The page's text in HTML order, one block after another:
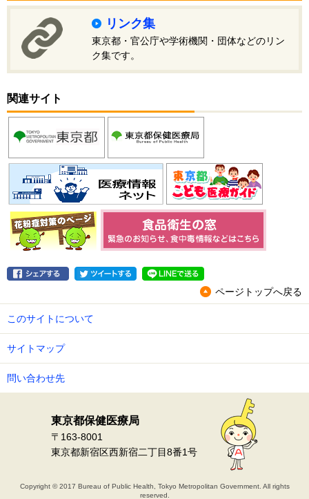
リンク集
東京都・官公庁や学術機関・団体などのリン
ク集です。
関連サイト
ページトップへ戻る
このサイトについて
サイトマップ
問い合わせ先
東京都保健医療局
〒163-8001
東京都新宿区西新宿二丁目8番1号
Copyright © 2017 Bureau of Public Health, Tokyo Metropolitan Government. All rights
reserved.